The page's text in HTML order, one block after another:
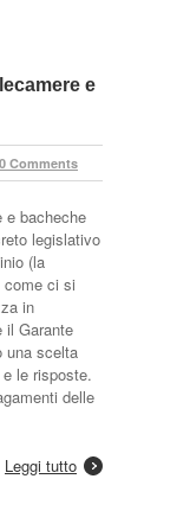
e
0 Comments
e bacheche
legislativo
(la
come ci si
in
il Garante
una scelta
le risposte.
delle
Leggi tutto